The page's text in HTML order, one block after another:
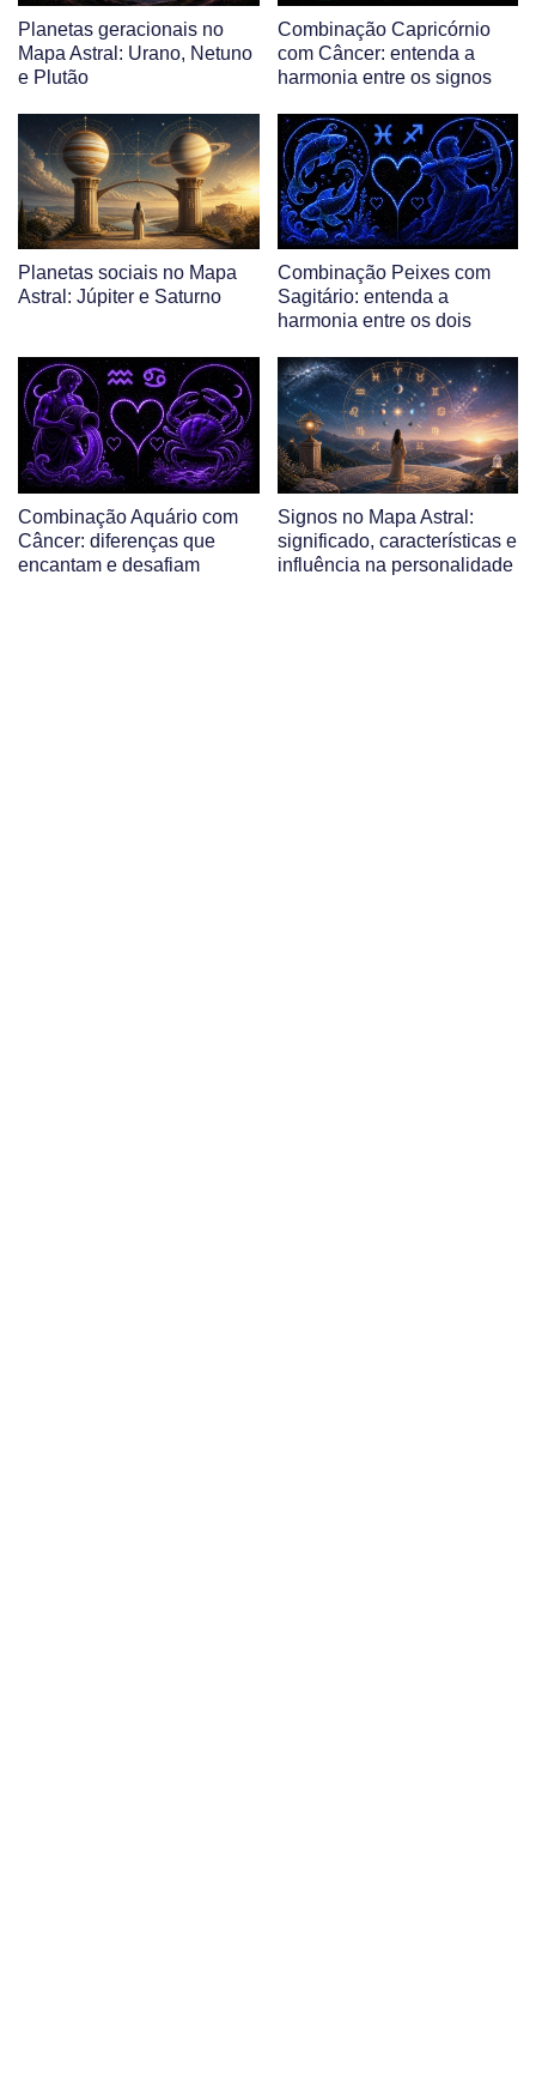
Planetas geracionais no
Mapa Astral: Urano, Netuno
e Plutão
Combinação Capricórnio
com Câncer: entenda a
harmonia entre os signos
Planetas sociais no Mapa
Astral: Júpiter e Saturno
Combinação Peixes com
Sagitário: entenda a
harmonia entre os dois
Combinação Aquário com
Câncer: diferenças que
encantam e desafiam
Signos no Mapa Astral:
significado, características e
influência na personalidade